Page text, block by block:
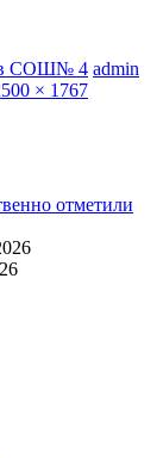
в СОШ№ 4 admin
× 1767
отметили